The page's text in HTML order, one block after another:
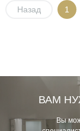
Назад 1
ВАМ
Вы